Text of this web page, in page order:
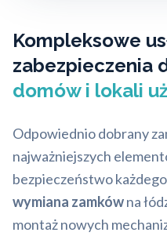
Kompleksowe
zabezpieczenia
domów i lokali
Odpowiednio dobrany
najważniejszych
bezpieczeństwo
wymiana zamkówna
montaż nowych